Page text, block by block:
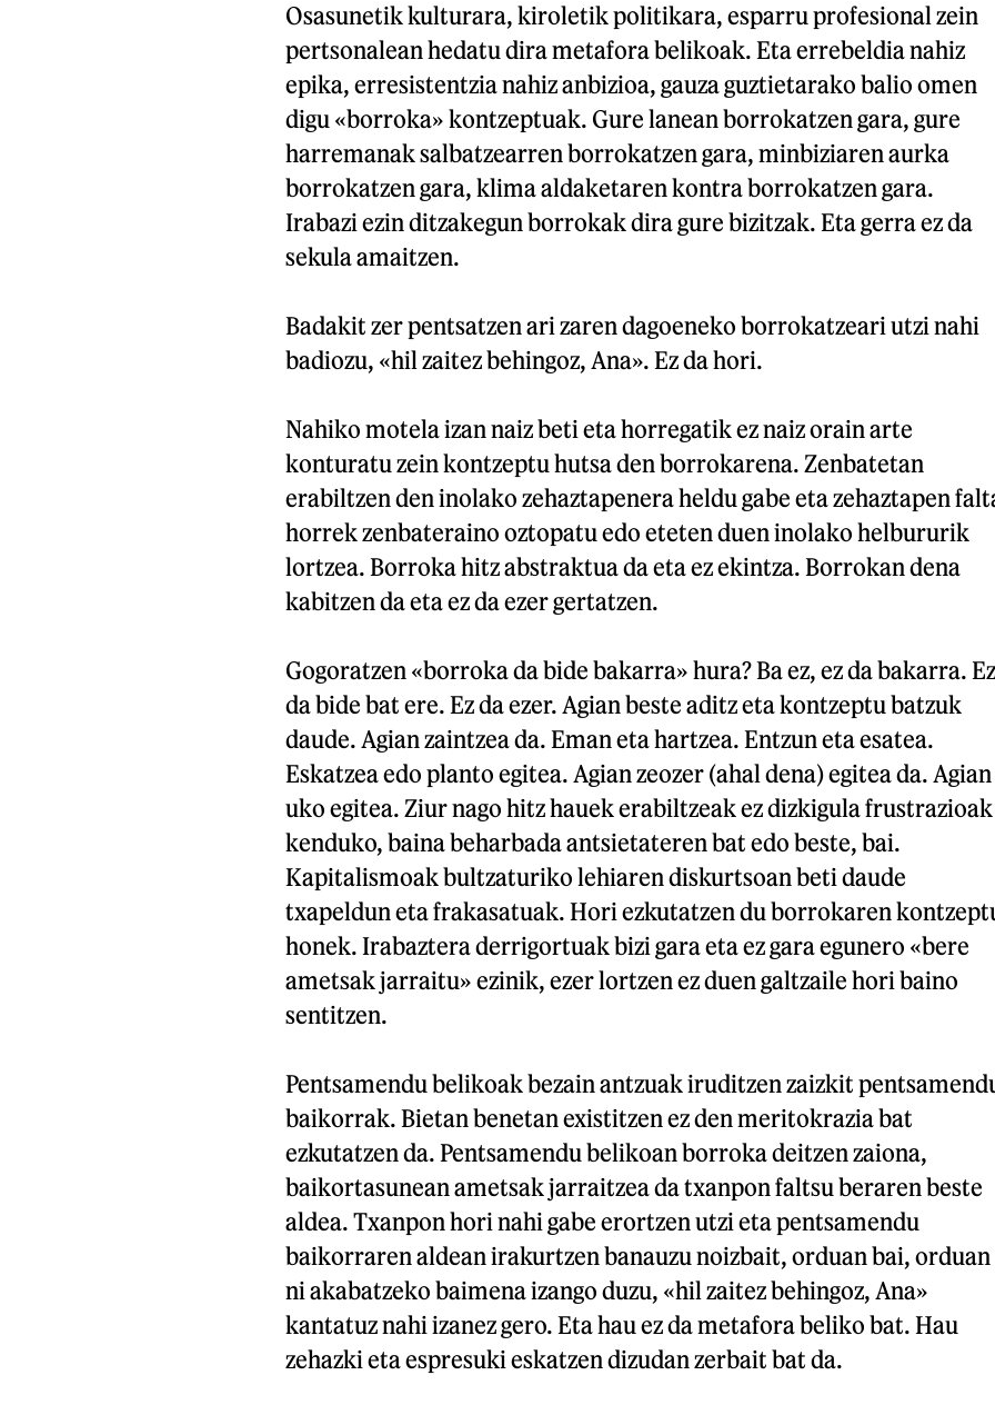
Osasunetik kulturara, kiroletik politikara, esparru profesional zein
pertsonalean hedatu dira metafora belikoak. Eta errebeldia nahiz
epika, erresistentzia nahiz anbizioa, gauza guztietarako balio omen
digu «borroka» kontzeptuak. Gure lanean borrokatzen gara, gure
harremanak salbatzearren borrokatzen gara, minbiziaren aurka
borrokatzen gara, klima aldaketaren kontra borrokatzen gara.
Irabazi ezin ditzakegun borrokak dira gure bizitzak. Eta gerra ez da
sekula amaitzen.
Badakit zer pentsatzen ari zaren dagoeneko borrokatzeari utzi nahi
badiozu, «hil zaitez behingoz, Ana». Ez da hori.
Nahiko motela izan naiz beti eta horregatik ez naiz orain arte
konturatu zein kontzeptu hutsa den borrokarena. Zenbatetan
erabiltzen den inolako zehaztapenera heldu gabe eta zehaztapen
horrek zenbateraino oztopatu edo eteten duen inolako helbururik
lortzea. Borroka hitz abstraktua da eta ez ekintza. Borrokan dena
kabitzen da eta ez da ezer gertatzen.
Gogoratzen «borroka da bide bakarra» hura? Ba ez, ez da bakarra. Ez
da bide bat ere. Ez da ezer. Agian beste aditz eta kontzeptu batzuk
daude. Agian zaintzea da. Eman eta hartzea. Entzun eta esatea.
Eskatzea edo planto egitea. Agian zeozer (ahal dena) egitea da. Agian
uko egitea. Ziur nago hitz hauek erabiltzeak ez dizkigula frustrazioak
kenduko, baina beharbada antsietateren bat edo beste, bai.
Kapitalismoak bultzaturiko lehiaren diskurtsoan beti daude
txapeldun eta frakasatuak. Hori ezkutatzen du borrokaren
honek. Irabaztera derrigortuak bizi gara eta ez gara egunero «bere
ametsak jarraitu» ezinik, ezer lortzen ez duen galtzaile hori baino
sentitzen.
Pentsamendu belikoak bezain antzuak iruditzen zaizkit
baikorrak. Bietan benetan existitzen ez den meritokrazia bat
ezkutatzen da. Pentsamendu belikoan borroka deitzen zaiona,
baikortasunean ametsak jarraitzea da txanpon faltsu beraren beste
aldea. Txanpon hori nahi gabe erortzen utzi eta pentsamendu
baikorraren aldean irakurtzen banauzu noizbait, orduan bai, orduan
ni akabatzeko baimena izango duzu, «hil zaitez behingoz, Ana»
kantatuz nahi izanez gero. Eta hau ez da metafora beliko bat. Hau
zehazki eta espresuki eskatzen dizudan zerbait bat da.